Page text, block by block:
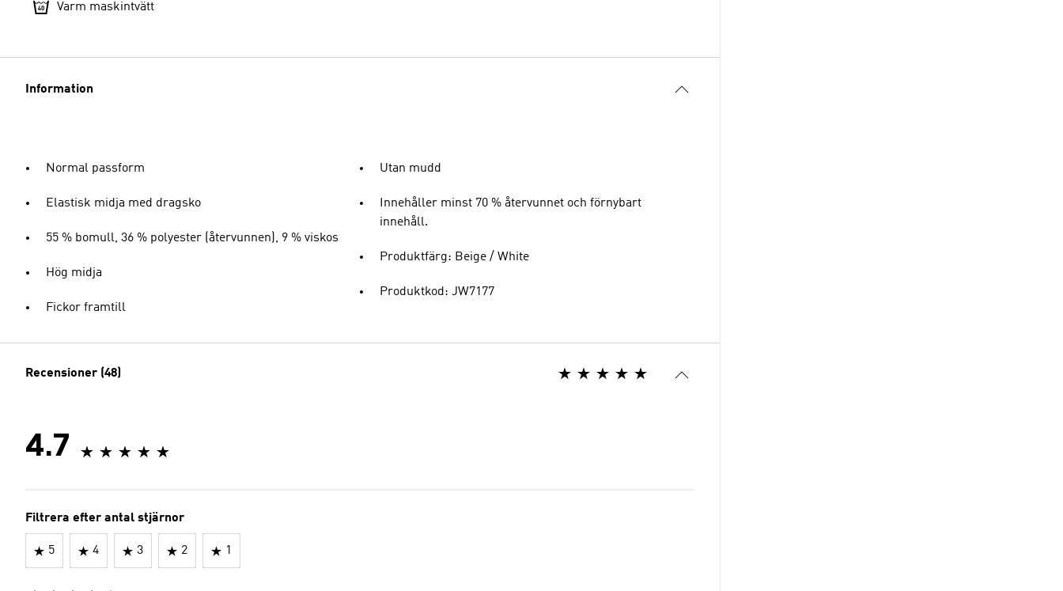
Varm maskintvätt
Information
Normal passform
Elastisk midja med dragsko
55 % bomull, 36 % polyester (återvunnen), 9 % viskos
Hög midja
Fickor framtill
Utan mudd
Innehåller minst 70 % återvunnet och förnybart
innehåll.
Produktfärg: Beige / White
Produktkod: JW7177
Recensioner (48)
4.7
Filtrera efter antal stjärnor
5 4 3 2 1